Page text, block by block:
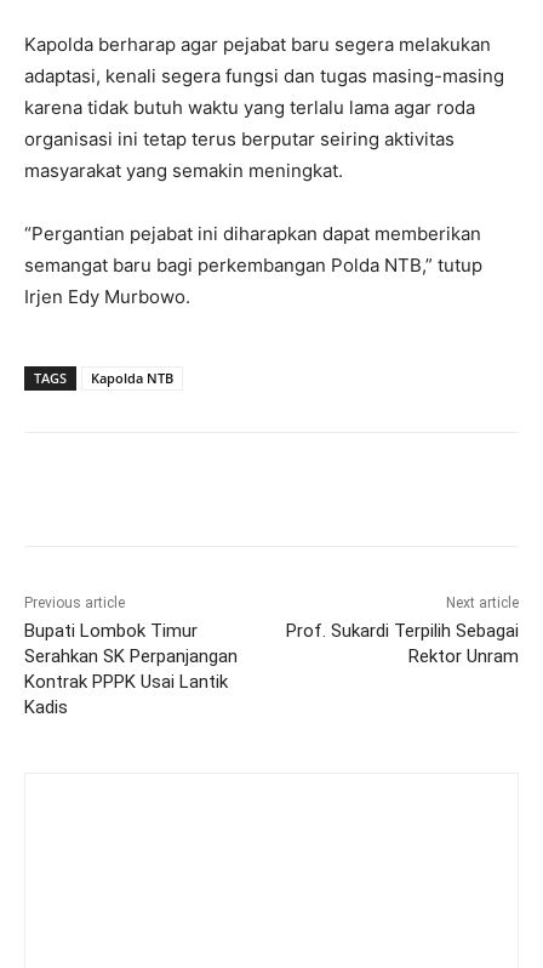
Kapolda berharap agar pejabat baru segera melakukan
adaptasi, kenali segera fungsi dan tugas masing-masing
karena tidak butuh waktu yang terlalu lama agar roda
organisasi ini tetap terus berputar seiring aktivitas
masyarakat yang semakin meningkat.
“Pergantian pejabat ini diharapkan dapat memberikan
semangat baru bagi perkembangan Polda NTB,” tutup
Irjen Edy Murbowo.
TAGS Kapolda NTB
Previous article
Bupati Lombok Timur
Serahkan SK Perpanjangan
Kontrak PPPK Usai Lantik
Kadis
Next article
Prof. Sukardi Terpilih Sebagai
Rektor Unram